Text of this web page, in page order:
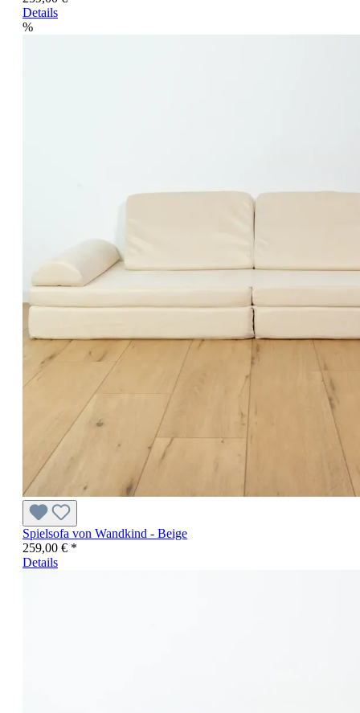
Details
%
Spielsofa von Wandkind - Beige
259,00 € *
Details